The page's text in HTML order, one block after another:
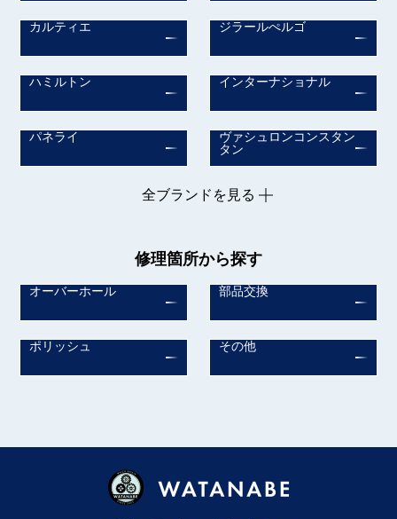
カルティエ ジラールぺルゴ
ハミルトン インターナショナル
パネライ
ヴァシュロンコンスタン
タン
全ブランドを見る
修理箇所から探す
オーバーホール 部品交換
ポリッシュ その他